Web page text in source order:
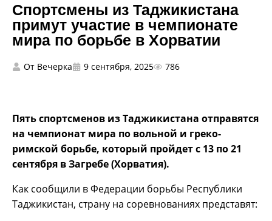
Спортсмены из Таджикистана
примут участие в чемпионате
мира по борьбе в Хорватии
От Вечерка 9 сентября, 2025 786
Пять спортсменов из Таджикистана отправятся
на чемпионат мира по вольной и греко-
римской борьбе, который пройдет с 13 по 21
сентября в Загребе (Хорватия).
Как сообщили в Федерации борьбы Республики
Таджикистан, страну на соревнованиях представят: